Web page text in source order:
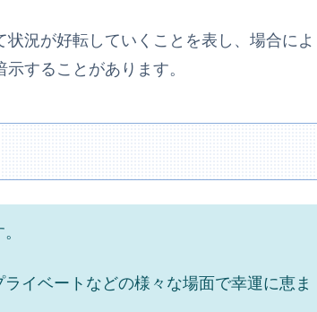
況が好転していくことを表し、場合によ
することがあります。
イベートなどの様々な場面で幸運に恵ま